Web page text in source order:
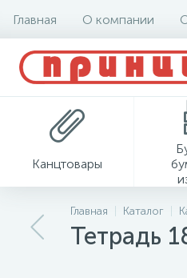
Главная О компании
Канцтовары
Главная Каталог
Тетрадь